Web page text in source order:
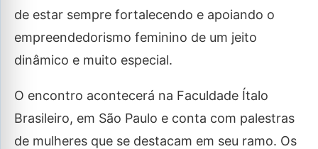
de estar sempre fortalecendo e apoiando o
empreendedorismo feminino de um jeito
dinâmico e muito especial.
O encontro acontecerá na Faculdade Ítalo
Brasileiro, em São Paulo e conta com palestras
de mulheres que se destacam em seu ramo. Os